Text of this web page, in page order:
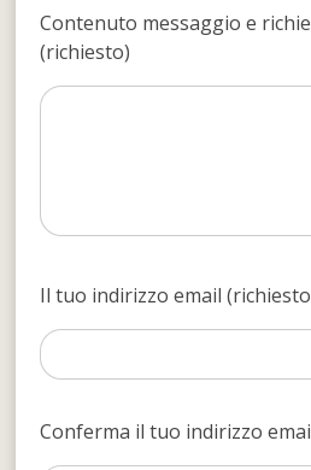
Contenuto messaggio e
(richiesto)
Il tuo indirizzo email
Conferma il tuo indirizzo